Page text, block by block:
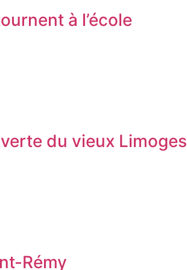
à l’école
du vieux Limoges
Rémy